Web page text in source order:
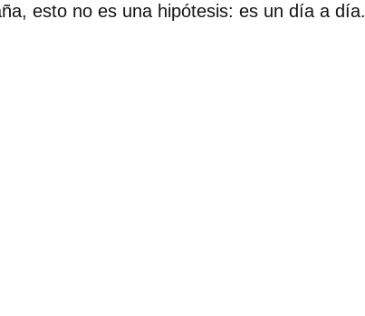
esto no es una hipótesis: es un día a día.